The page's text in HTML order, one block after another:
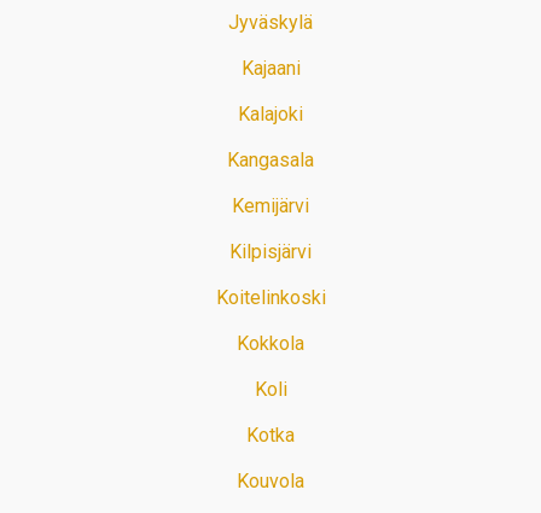
Jyväskylä
Kajaani
Kalajoki
Kangasala
Kemijärvi
Kilpisjärvi
Koitelinkoski
Kokkola
Koli
Kotka
Kouvola